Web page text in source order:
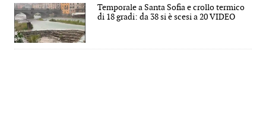
Temporale a Santa Sofia e crollo termico
di 18 gradi: da 38 si è scesi a 20 VIDEO